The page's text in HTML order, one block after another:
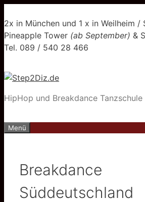
Inhalt
springen
2x in München und 1 x in Weilheim /
Pineapple Tower (ab September) &
Tel. 089 / 540 28 466
HipHop und Breakdance Tanzschule
Menü
Breakdance
Süddeutschland